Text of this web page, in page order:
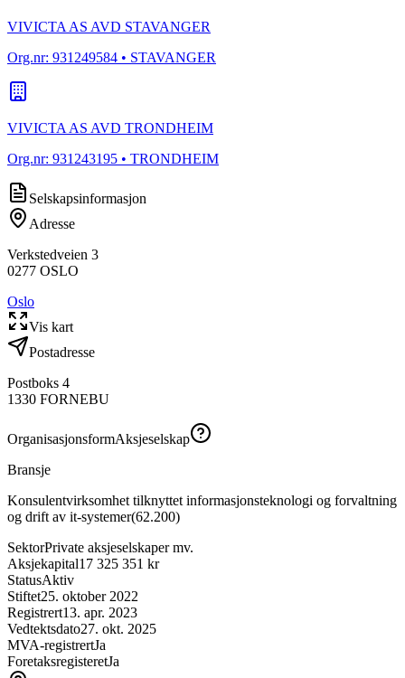
VIVICTA AS AVD STAVANGER
Org.nr: 931249584 • STAVANGER
VIVICTA AS AVD TRONDHEIM
Org.nr: 931243195 • TRONDHEIM
Selskapsinformasjon
Adresse
Verkstedveien 3
0277 OSLO
Oslo
Vis kart
Postadresse
Postboks 4
1330 FORNEBU
OrganisasjonsformAksjeselskap
Bransje
Konsulentvirksomhet tilknyttet informasjonsteknologi og forvaltning
og drift av it-systemer(62.200)
SektorPrivate aksjeselskaper mv.
Aksjekapital17 325 351 kr
StatusAktiv
Stiftet25. oktober 2022
Registrert13. apr. 2023
Vedtektsdato27. okt. 2025
MVA-registrertJa
ForetaksregisteretJa